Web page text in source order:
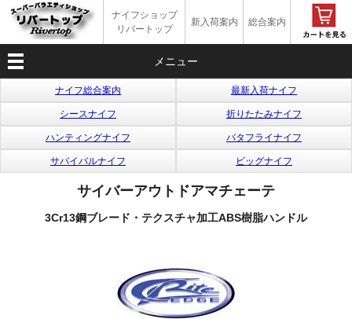
ナイフショップ
リバートップ
新入荷案内 総合案内
メニュー
ナイフ総合案内 最新入荷ナイフ
シースナイフ 折りたたみナイフ
ハンティングナイフ バタフライナイフ
サバイバルナイフ ビッグナイフ
サイバーアウトドアマチェーテ
3Cr13鋼ブレード・テクスチャ加工ABS樹脂ハンドル